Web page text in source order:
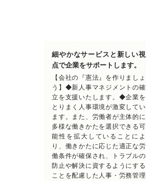
細やかなサービスと新しい視
点で企業をサポートします。
【会社の『憲法』を作りましょ
う】◆新人事マネジメントの確
立を支援いたします。◆企業を
とりまく人事環境が激変してい
ます。また、労働者が主体的に
多様な働きかたを選択できる可
能性を拡大していることによ
り、働きかたに応じた適正な労
働条件が確保され、トラブルの
防止や解決に資するようにする
ことを配慮した人事・労務管理